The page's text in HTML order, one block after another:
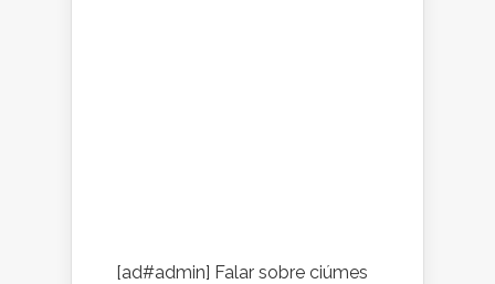
[ad#admin] Falar sobre ciúmes